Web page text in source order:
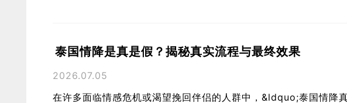
泰国情降是真是假？揭秘真实流程与最终效果
2026.07.05
在许多面临情感危机或渴望挽回伴侣的人群中，&ldquo;泰国情